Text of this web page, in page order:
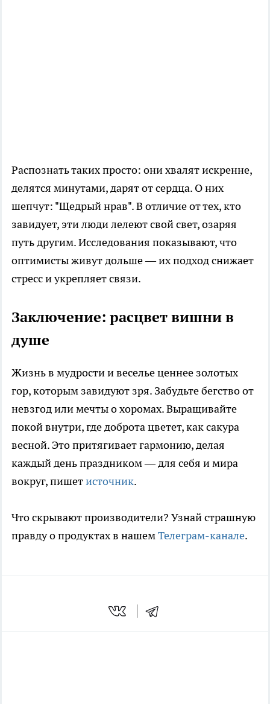
Распознать таких просто: они хвалят искренне,
делятся минутами, дарят от сердца. О них
шепчут: "Щедрый нрав". В отличие от тех, кто
завидует, эти люди лелеют свой свет, озаряя
путь другим. Исследования показывают, что
оптимисты живут дольше — их подход снижает
стресс и укрепляет связи.
Заключение: расцвет вишни в
душе
Жизнь в мудрости и веселье ценнее золотых
гор, которым завидуют зря. Забудьте бегство от
невзгод или мечты о хоромах. Выращивайте
покой внутри, где доброта цветет, как сакура
весной. Это притягивает гармонию, делая
каждый день праздником — для себя и мира
вокруг, пишетисточник.
Что скрывают производители? Узнай страшную
правду о продуктах в нашемТелеграм-канале.